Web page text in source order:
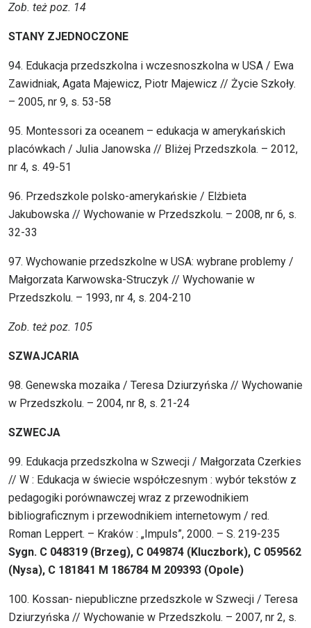
Zob. też poz. 14
STANY ZJEDNOCZONE
94. Edukacja przedszkolna i wczesnoszkolna w USA / Ewa
Zawidniak, Agata Majewicz, Piotr Majewicz // Życie Szkoły.
– 2005, nr 9, s. 53-58
95. Montessori za oceanem – edukacja w amerykańskich
placówkach / Julia Janowska // Bliżej Przedszkola. – 2012,
nr 4, s. 49-51
96. Przedszkole polsko-amerykańskie / Elżbieta
Jakubowska // Wychowanie w Przedszkolu. – 2008, nr 6, s.
32-33
97. Wychowanie przedszkolne w USA: wybrane problemy /
Małgorzata Karwowska-Struczyk // Wychowanie w
Przedszkolu. – 1993, nr 4, s. 204-210
Zob. też poz. 105
SZWAJCARIA
98. Genewska mozaika / Teresa Dziurzyńska // Wychowanie
w Przedszkolu. – 2004, nr 8, s. 21-24
SZWECJA
99. Edukacja przedszkolna w Szwecji / Małgorzata Czerkies
// W : Edukacja w świecie współczesnym : wybór tekstów z
pedagogiki porównawczej wraz z przewodnikiem
bibliograficznym i przewodnikiem internetowym / red.
Roman Leppert. – Kraków : „Impuls”, 2000. – S. 219-235
Sygn. C 048319 (Brzeg), C 049874 (Kluczbork), C 059562
(Nysa), C 181841 M 186784 M 209393 (Opole)
100. Kossan- niepubliczne przedszkole w Szwecji / Teresa
Dziurzyńska // Wychowanie w Przedszkolu. – 2007, nr 2, s.